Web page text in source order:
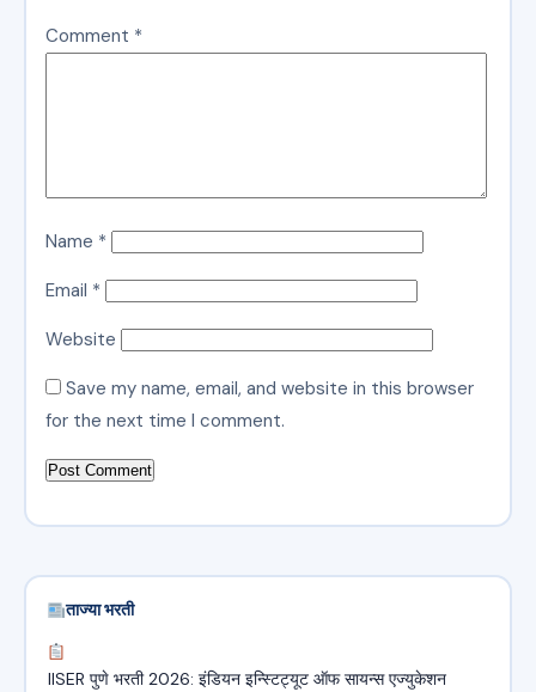
Comment *
Name *
Email *
Website
Save my name, email, and website in this browser
for the next time I comment.
ताज्या भरती
IISER पुणे भरती 2026: इंडियन इन्स्टिट्यूट ऑफ सायन्स एज्युकेशन